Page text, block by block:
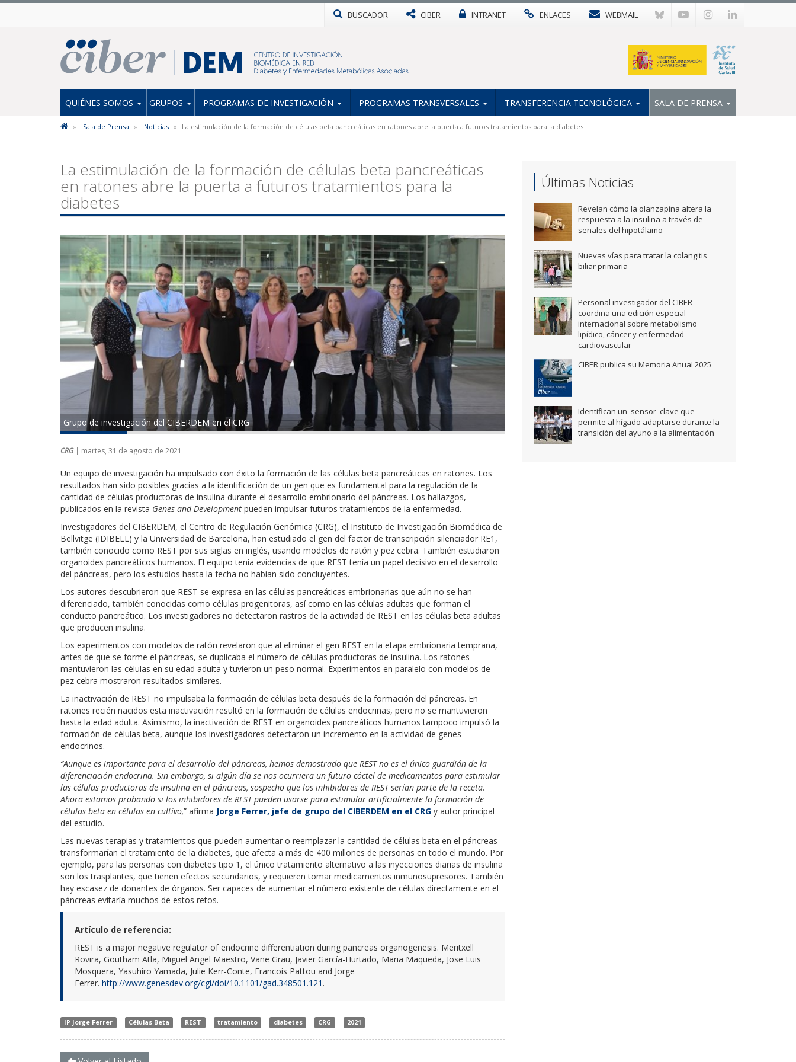
BUSCADOR CIBER INTRANET ENLACES WEBMAIL
QUIÉNES SOMOS GRUPOS PROGRAMAS DE INVESTIGACIÓN PROGRAMAS TRANSVERSALES TRANSFERENCIA TECNOLÓGICA SALA DE PRENSA
Sala de Prensa Noticias La estimulación de la formación de células beta pancreáticas en ratones abre la puerta a futuros tratamientos para la diabetes
La estimulación de la formación de células beta pancreáticas
en ratones abre la puerta a futuros tratamientos para la
diabetes
Grupo de investigación del CIBERDEM en el CRG
CRG | martes, 31 de agosto de 2021
Un equipo de investigación ha impulsado con éxito la formación de las células beta pancreáticas en ratones. Los
resultados han sido posibles gracias a la identificación de un gen que es fundamental para la regulación de la
cantidad de células productoras de insulina durante el desarrollo embrionario del páncreas. Los hallazgos,
publicados en la revista Genes and Development pueden impulsar futuros tratamientos de la enfermedad.
Investigadores del CIBERDEM, el Centro de Regulación Genómica (CRG), el Instituto de Investigación Biomédica de
Bellvitge (IDIBELL) y la Universidad de Barcelona, han estudiado el gen del factor de transcripción silenciador RE1,
también conocido como REST por sus siglas en inglés, usando modelos de ratón y pez cebra. También estudiaron
organoides pancreáticos humanos. El equipo tenía evidencias de que REST tenía un papel decisivo en el desarrollo
del páncreas, pero los estudios hasta la fecha no habían sido concluyentes.
Los autores descubrieron que REST se expresa en las células pancreáticas embrionarias que aún no se han
diferenciado, también conocidas como células progenitoras, así como en las células adultas que forman el
conducto pancreático. Los investigadores no detectaron rastros de la actividad de REST en las células beta adultas
que producen insulina.
Los experimentos con modelos de ratón revelaron que al eliminar el gen REST en la etapa embrionaria temprana,
antes de que se forme el páncreas, se duplicaba el número de células productoras de insulina. Los ratones
mantuvieron las células en su edad adulta y tuvieron un peso normal. Experimentos en paralelo con modelos de
pez cebra mostraron resultados similares.
La inactivación de REST no impulsaba la formación de células beta después de la formación del páncreas. En
ratones recién nacidos esta inactivación resultó en la formación de células endocrinas, pero no se mantuvieron
hasta la edad adulta. Asimismo, la inactivación de REST en organoides pancreáticos humanos tampoco impulsó la
formación de células beta, aunque los investigadores detectaron un incremento en la actividad de genes
endocrinos.
“Aunque es importante para el desarrollo del páncreas, hemos demostrado que REST no es el único guardián de la
diferenciación endocrina. Sin embargo, si algún día se nos ocurriera un futuro cóctel de medicamentos para estimular
las células productoras de insulina en el páncreas, sospecho que los inhibidores de REST serían parte de la receta.
Ahora estamos probando si los inhibidores de REST pueden usarse para estimular artificialmente la formación de
células beta en células en cultivo,” afirma Jorge Ferrer, jefe de grupo del CIBERDEM en el CRG y autor principal
del estudio.
Las nuevas terapias y tratamientos que pueden aumentar o reemplazar la cantidad de células beta en el páncreas
transformarían el tratamiento de la diabetes, que afecta a más de 400 millones de personas en todo el mundo. Por
ejemplo, para las personas con diabetes tipo 1, el único tratamiento alternativo a las inyecciones diarias de insulina
son los trasplantes, que tienen efectos secundarios, y requieren tomar medicamentos inmunosupresores. También
hay escasez de donantes de órganos. Ser capaces de aumentar el número existente de células directamente en el
páncreas evitaría muchos de estos retos.
Artículo de referencia:
REST is a major negative regulator of endocrine differentiation during pancreas organogenesis. Meritxell
Rovira, Goutham Atla, Miguel Angel Maestro, Vane Grau, Javier García-Hurtado, Maria Maqueda, Jose Luis
Mosquera, Yasuhiro Yamada, Julie Kerr-Conte, Francois Pattou and Jorge
Ferrer. http://www.genesdev.org/cgi/doi/10.1101/gad.348501.121 .
IP Jorge Ferrer Células Beta REST tratamiento diabetes CRG 2021
Últimas Noticias
Revelan cómo la olanzapina altera la
respuesta a la insulina a través de
señales del hipotálamo
Nuevas vías para tratar la colangitis
biliar primaria
Personal investigador del CIBER
coordina una edición especial
internacional sobre metabolismo
lipídico, cáncer y enfermedad
cardiovascular
CIBER publica su Memoria Anual 2025
Identifican un 'sensor' clave que
permite al hígado adaptarse durante la
transición del ayuno a la alimentación